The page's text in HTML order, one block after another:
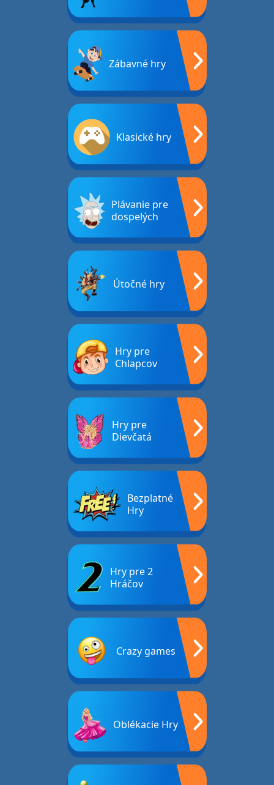
Zábavné hry
Klasické hry
Plávanie pre
dospelých
Útočné hry
Hry pre
Chlapcov
Hry pre
Dievčatá
Bezplatné
Hry
Hry pre 2
Hráčov
Crazy games
Oblékacie Hry